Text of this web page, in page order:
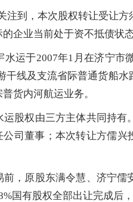
注到，本次股权转让受让
企业当前处于资不抵债状态
水运于2007年1月在济宁市
干线及支流省际普通货船
货内河航运业务。
股权由三方主体共同持有
公司董事；本次转让方儒
前，原股东满令慧、济宁
国有股权全部出让完成后